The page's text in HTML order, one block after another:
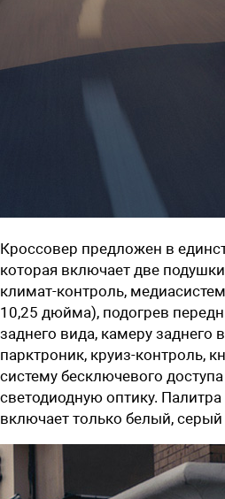
Кроссовер предложен в
которая включает две подушки
климат-контроль,
10,25 дюйма), подогрев
заднего вида, камеру заднего
парктроник, круиз-контроль,
систему бесключевого
светодиодную оптику. Палитра
включает только белый,